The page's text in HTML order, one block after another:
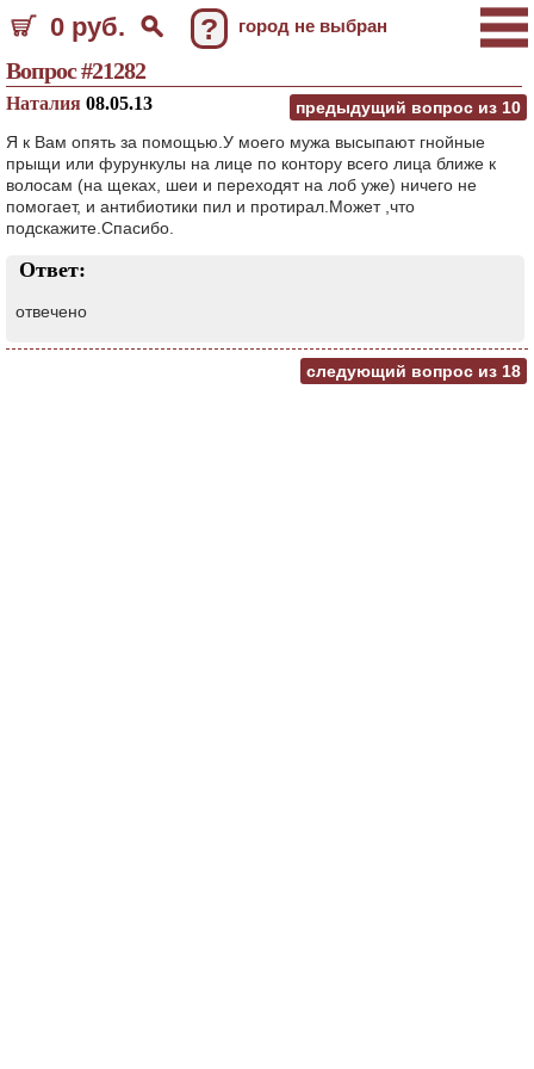
0 руб. ? город не выбран
Вопрос #21282
предыдущий вопрос из 10
Наталия 08.05.13
Я к Вам опять за помощью.У моего мужа высыпают гнойные
прыщи или фурункулы на лице по контору всего лица ближе к
волосам (на щеках, шеи и переходят на лоб уже) ничего не
помогает, и антибиотики пил и протирал.Может ,что
подскажите.Спасибо.
Ответ:
отвечено
следующий вопрос из 18